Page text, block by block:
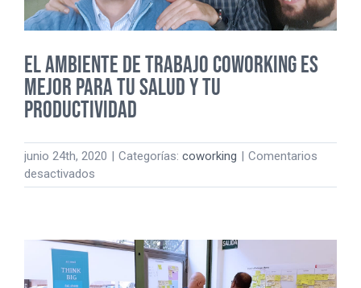
EL AMBIENTE DE TRABAJO COWORKING ES
MEJOR PARA TU SALUD Y TU
PRODUCTIVIDAD
junio 24th, 2020 | Categorías: coworking | Comentarios
desactivados
EL
TRABAJO
COWORKING